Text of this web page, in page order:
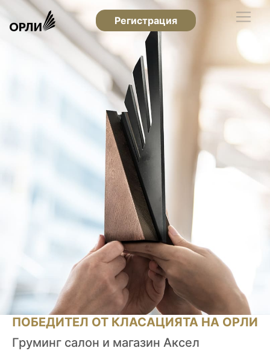
Регистрация
ПОБЕДИТЕЛ ОТ КЛАСАЦИЯТА НА ОРЛИ
Груминг салон и магазин Aксел